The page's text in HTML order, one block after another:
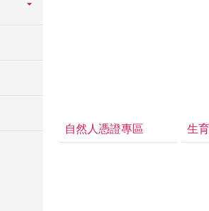
自然人憑證專區 生